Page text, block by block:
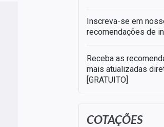
Inscreva-se em
recomendações de
Receba as
mais atualizadas
[GRATUITO]
COTAÇÕES